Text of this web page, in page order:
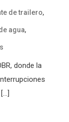
de trailero,
agua,
donde la